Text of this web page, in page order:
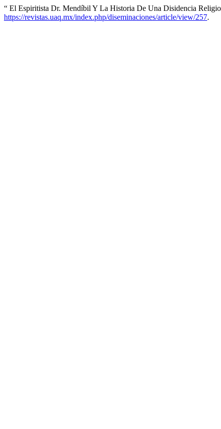
“ El Espiritista Dr. Mendíbil Y La Historia De Una Disidencia
https://revistas.uaq.mx/index.php/diseminaciones/article/view/257.